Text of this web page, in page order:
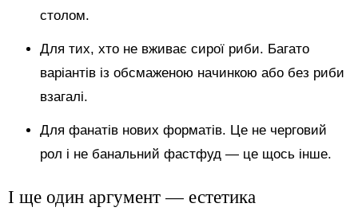
столом.
Для тих, хто не вживає сирої риби. Багато
варіантів із обсмаженою начинкою або без риби
взагалі.
Для фанатів нових форматів. Це не черговий
рол і не банальний фастфуд — це щось інше.
І ще один аргумент — естетика